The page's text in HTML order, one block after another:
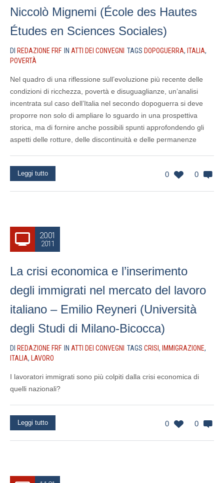
Niccolò Mignemi (École des Hautes
Études en Sciences Sociales)
DI REDAZIONE FRF IN ATTI DEI CONVEGNI TAGS DOPOGUERRA, ITALIA,
POVERTÀ
Nel quadro di una riflessione sull’evoluzione più recente delle
condizioni di ricchezza, povertà e disuguaglianze, un’analisi
incentrata sul caso dell’Italia nel secondo dopoguerra si deve
proporre non solo di ampliare lo sguardo in una prospettiva
storica, ma di fornire anche possibili spunti approfondendo gli
aspetti delle rotture, delle discontinuità e delle permanenze
0 0
Leggi tutto
20.01
2011
La crisi economica e l’inserimento
degli immigrati nel mercato del lavoro
italiano – Emilio Reyneri (Università
degli Studi di Milano-Bicocca)
DI REDAZIONE FRF IN ATTI DEI CONVEGNI TAGS CRISI , IMMIGRAZIONE,
ITALIA, LAVORO
I lavoratori immigrati sono più colpiti dalla crisi economica di
quelli nazionali?
0 0
Leggi tutto